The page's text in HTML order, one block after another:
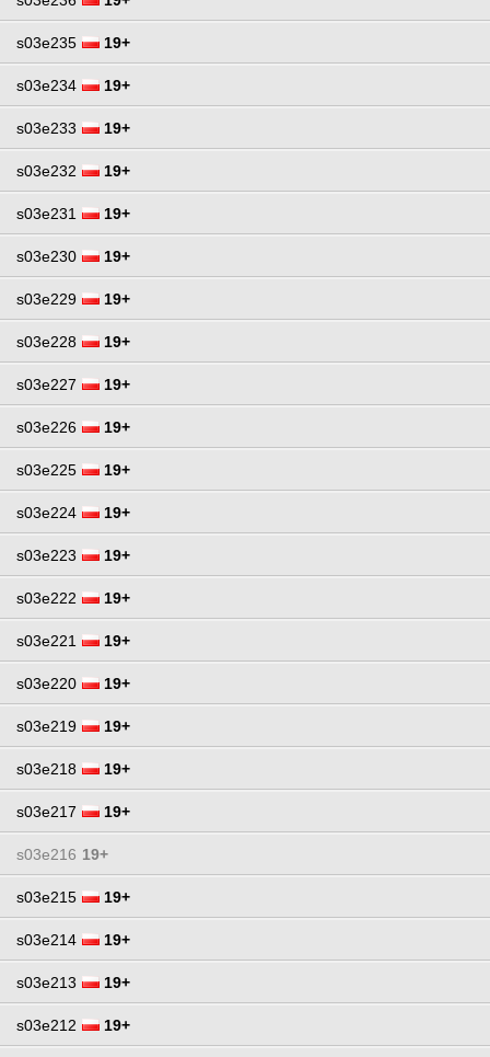
s03e235 19+
s03e234 19+
s03e233 19+
s03e232 19+
s03e231 19+
s03e230 19+
s03e229 19+
s03e228 19+
s03e227 19+
s03e226 19+
s03e225 19+
s03e224 19+
s03e223 19+
s03e222 19+
s03e221 19+
s03e220 19+
s03e219 19+
s03e218 19+
s03e217 19+
s03e216 19+
s03e215 19+
s03e214 19+
s03e213 19+
s03e212 19+